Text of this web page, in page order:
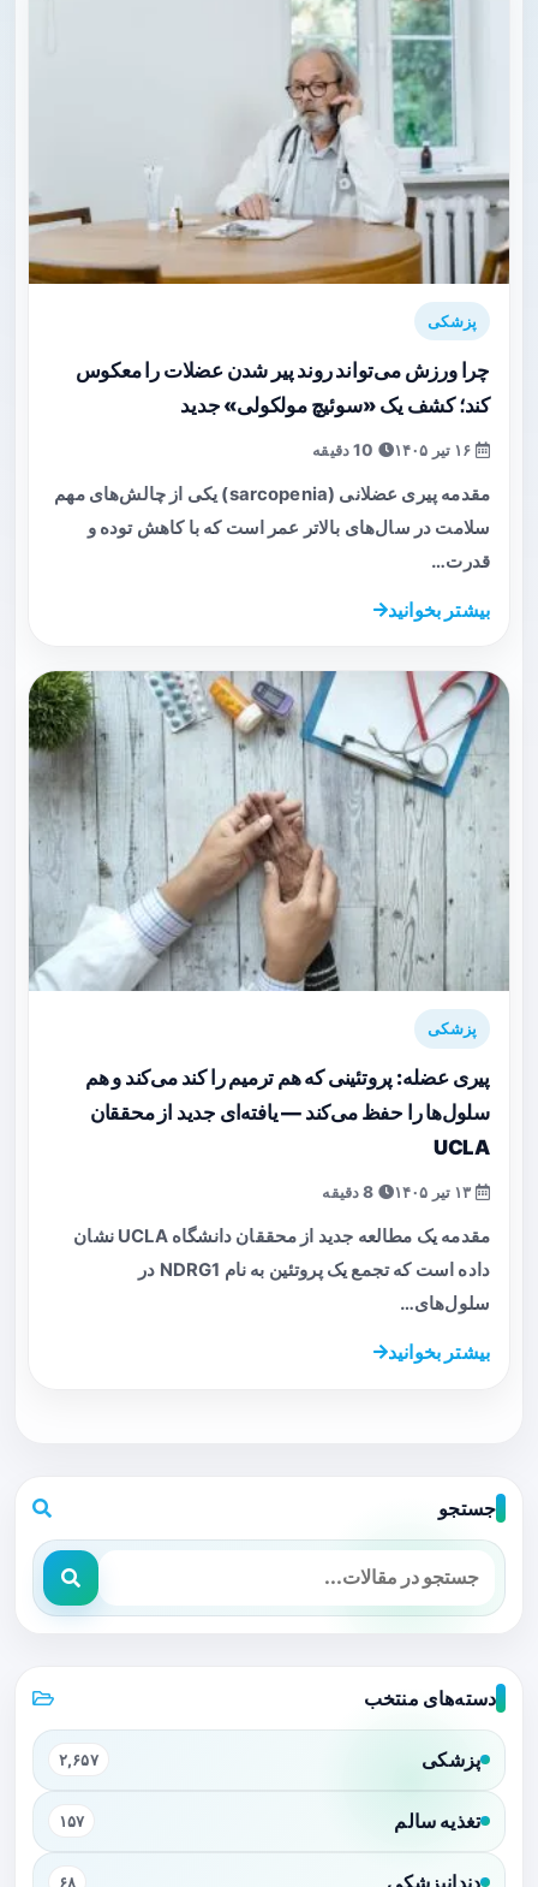
پزشکی
چرا ورزش می‌تواند روند پیر شدن عضلات را معکوس
کند؛ کشف یک «سوئیچ مولکولی» جدید
مقدمه پیری عضلانی (sarcopenia) یکی از چالش‌های مهم
سلامت در سال‌های بالاتر عمر است که با کاهش توده و
قدرت…
بیشتر بخوانید
پزشکی
پیری عضله: پروتئینی که هم ترمیم را کند می‌کند و هم
سلول‌ها را حفظ می‌کند — یافته‌ای جدید از محققان
UCLA
مقدمه یک مطالعه جدید از محققان دانشگاه UCLA نشان
داده است که تجمع یک پروتئین به نام NDRG1 در
سلول‌های…
بیشتر بخوانید
جستجو
دسته‌های منتخب
پزشکی ۲,۶۵۷
تغذیه سالم ۱۵۷
دندانپزشکی ۶۸